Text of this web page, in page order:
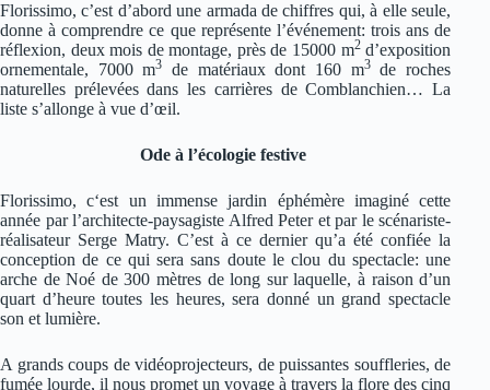
Florissimo, c’est d’abord une armada de chiffres qui, à elle seule,
donne à comprendre ce que représente l’événement: trois ans de
réflexion, deux mois de montage, près de 15000 m2d’exposition
ornementale, 7000 m3 de matériaux dont 160 m3de roches
naturelles prélevées dans les carrières de Comblanchien… La
liste s’allonge à vue d’œil.
Ode à l’écologie festive
Florissimo, c‘est un immense jardin éphémère imaginé cette
année par l’architecte-paysagiste Alfred Peter et par le scénariste-
réalisateur Serge Matry. C’est à ce dernier qu’a été confiée la
conception de ce qui sera sans doute le clou du spectacle: une
arche de Noé de 300 mètres de long sur laquelle, à raison d’un
quart d’heure toutes les heures, sera donné un grand spectacle
son et lumière.
A grands coups de vidéoprojecteurs, de puissantes souffleries, de
fumée lourde, il nous promet un voyage à travers la flore des cinq